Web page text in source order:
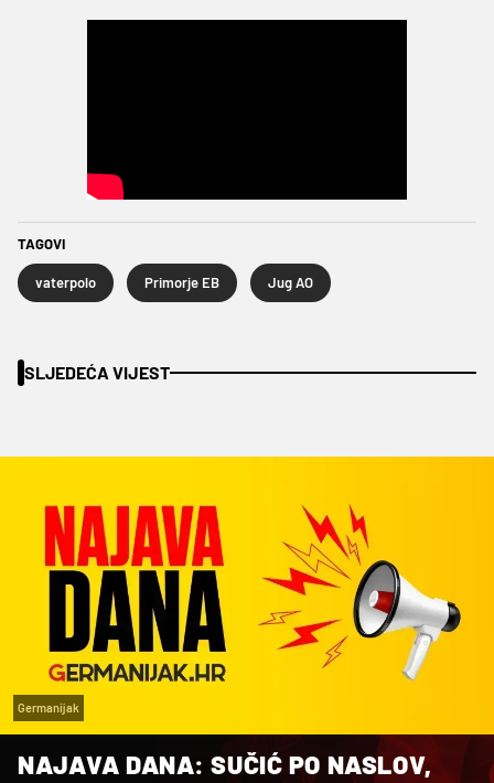
TAGOVI
vaterpolo Primorje EB Jug AO
SLJEDEĆA VIJEST
Germanijak
NAJAVA DANA: SUČIĆ PO NASLOV,